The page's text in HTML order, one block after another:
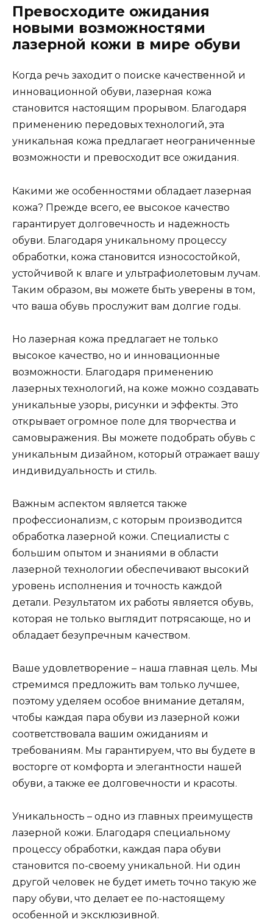
Превосходите ожидания
новыми возможностями
лазерной кожи в мире обуви
Когда речь заходит о поиске качественной и
инновационной обуви, лазерная кожа
становится настоящим прорывом. Благодаря
применению передовых технологий, эта
уникальная кожа предлагает неограниченные
возможности и превосходит все ожидания.
Какими же особенностями обладает лазерная
кожа? Прежде всего, ее высокое качество
гарантирует долговечность и надежность
обуви. Благодаря уникальному процессу
обработки, кожа становится износостойкой,
устойчивой к влаге и ультрафиолетовым лучам.
Таким образом, вы можете быть уверены в том,
что ваша обувь прослужит вам долгие годы.
Но лазерная кожа предлагает не только
высокое качество, но и инновационные
возможности. Благодаря применению
лазерных технологий, на коже можно создавать
уникальные узоры, рисунки и эффекты. Это
открывает огромное поле для творчества и
самовыражения. Вы можете подобрать обувь с
уникальным дизайном, который отражает вашу
индивидуальность и стиль.
Важным аспектом является также
профессионализм, с которым производится
обработка лазерной кожи. Специалисты с
большим опытом и знаниями в области
лазерной технологии обеспечивают высокий
уровень исполнения и точность каждой
детали. Результатом их работы является обувь,
которая не только выглядит потрясающе, но и
обладает безупречным качеством.
Ваше удовлетворение – наша главная цель. Мы
стремимся предложить вам только лучшее,
поэтому уделяем особое внимание деталям,
чтобы каждая пара обуви из лазерной кожи
соответствовала вашим ожиданиям и
требованиям. Мы гарантируем, что вы будете в
восторге от комфорта и элегантности нашей
обуви, а также ее долговечности и красоты.
Уникальность – одно из главных преимуществ
лазерной кожи. Благодаря специальному
процессу обработки, каждая пара обуви
становится по-своему уникальной. Ни один
другой человек не будет иметь точно такую же
пару обуви, что делает ее по-настоящему
особенной и эксклюзивной.